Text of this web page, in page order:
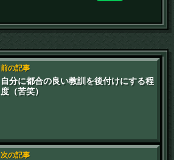
前の記事
自分に都合の良い教訓を後付けにする程
度（苦笑）
次の記事